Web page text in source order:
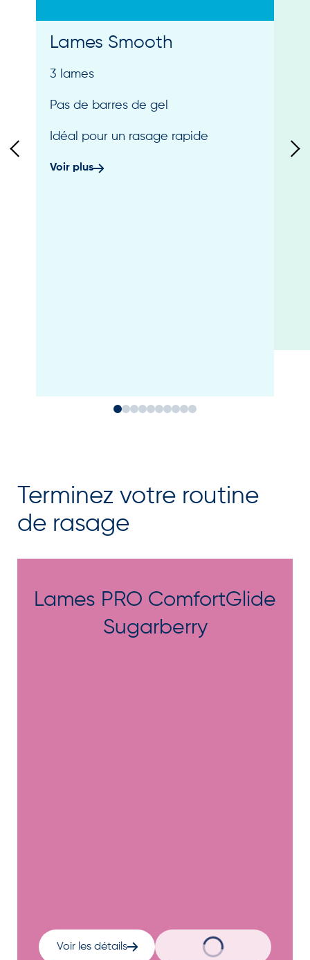
Lames Smooth
3 lames
Pas de barres de gel
Idéal pour un rasage rapide
Voir plus
Terminez votre routine
de rasage
Lames PRO ComfortGlide
Sugarberry
Voir les détails